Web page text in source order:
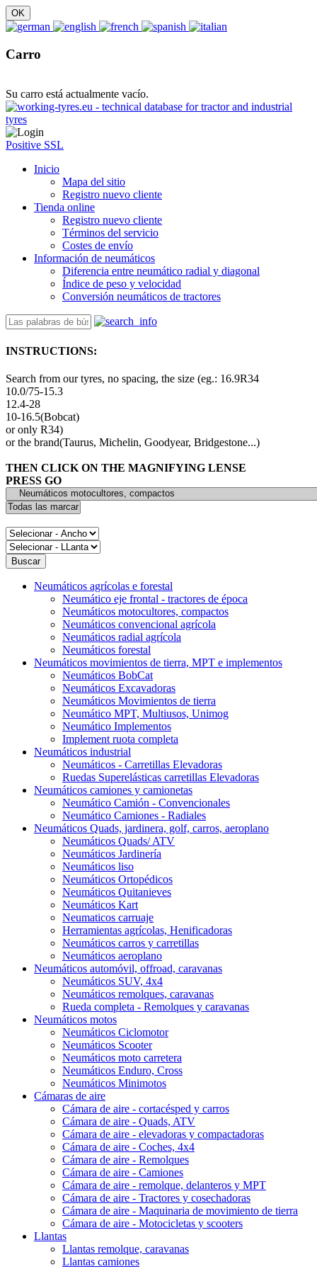
Carro
Su carro está actualmente vacío.
Positive SSL
Inicio
Mapa del sitio
Registro nuevo cliente
Tienda online
Registro nuevo cliente
Términos del servicio
Costes de envío
Información de neumáticos
Diferencia entre neumático radial y diagonal
Índice de peso y velocidad
Conversión neumáticos de tractores
INSTRUCTIONS:
Search from our tyres, no spacing, the size (eg.: 16.9R34
10.0/75-15.3
12.4-28
10-16.5(Bobcat)
or only R34)
or the brand(Taurus, Michelin, Goodyear, Bridgestone...)
THEN CLICK ON THE MAGNIFYING LENSE
PRESS GO
Neumáticos agrícolas e forestal
Neumático eje frontal - tractores de época
Neumáticos motocultores, compactos
Neumáticos convencional agrícola
Neumáticos radial agrícola
Neumáticos forestal
Neumáticos movimientos de tierra, MPT e implementos
Neumáticos BobCat
Neumáticos Excavadoras
Neumáticos Movimientos de tierra
Neumático MPT, Multiusos, Unimog
Neumático Implementos
Implement ruota completa
Neumáticos industrial
Neumáticos - Carretillas Elevadoras
Ruedas Superelásticas carretillas Elevadoras
Neumáticos camiones y camionetas
Neumático Camión - Convencionales
Neumático Camiones - Radiales
Neumáticos Quads, jardinera, golf, carros, aeroplano
Neumáticos Quads/ ATV
Neumáticos Jardinería
Neumáticos liso
Neumáticos Ortopédicos
Neumáticos Quitanieves
Neumáticos Kart
Neumaticos carruaje
Herramientas agrícolas, Henificadoras
Neumáticos carros y carretillas
Neumáticos aeroplano
Neumáticos automóvil, offroad, caravanas
Neumáticos SUV, 4x4
Neumáticos remolques, caravanas
Rueda completa - Remolques y caravanas
Neumáticos motos
Neumáticos Ciclomotor
Neumáticos Scooter
Neumáticos moto carretera
Neumáticos Enduro, Cross
Neumáticos Minimotos
Cámaras de aire
Cámara de aire - cortacésped y carros
Cámara de aire - Quads, ATV
Cámara de aire - elevadoras y compactadoras
Cámara de aire - Coches, 4x4
Cámara de aire - Remolques
Cámara de aire - Camiones
Cámara de aire - remolque, delanteros y MPT
Cámara de aire - Tractores y cosechadoras
Cámara de aire - Maquinaria de movimiento de tierra
Cámara de aire - Motocicletas y scooters
Llantas
Llantas remolque, caravanas
Llantas camiones